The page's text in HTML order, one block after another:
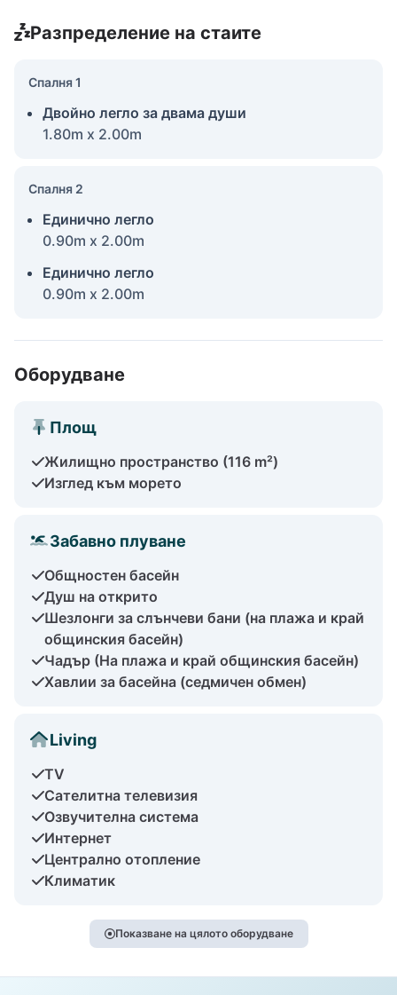
Разпределение на стаите
Спалня 1
Двойно легло за двама души
1.80m x 2.00m
Спалня 2
Единично легло
0.90m x 2.00m
Единично легло
0.90m x 2.00m
Оборудване
Площ
Жилищно пространство (116 m²)
Изглед към морето
Забавно плуване
Общностен басейн
Душ на открито
Шезлонги за слънчеви бани (на плажа и край
общинския басейн)
Чадър (На плажа и край общинския басейн)
Хавлии за басейна (седмичен обмен)
Living
TV
Сателитна телевизия
Озвучителна система
Интернет
Централно отопление
Климатик
Показване на цялото оборудване